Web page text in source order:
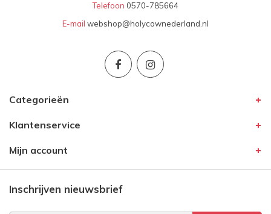
Telefoon 0570-785664
E-mail webshop@holycownederland.nl
Categorieën
Klantenservice
Mijn account
Inschrijven nieuwsbrief